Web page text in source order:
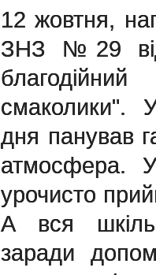
12 жовтня,
ЗНЗ №29
смаколики".
дня панував
атмосфера.
урочисто
А вся
заради